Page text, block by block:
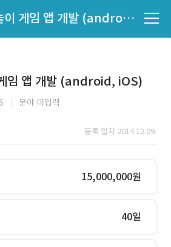
유아용 단어놀이 게임 앱 개발 (android, iOS)
임 앱 개발 (android, iOS)
분야 미입력
등록 일자 2014.12.09.
15,000,000원
40일